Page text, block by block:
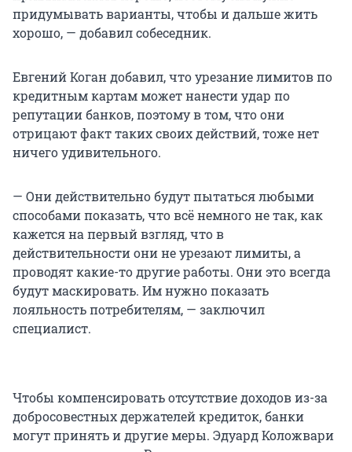
придумывать варианты, чтобы и дальше жить
хорошо, — добавил собеседник.
Евгений Коган добавил, что урезание лимитов по
кредитным картам может нанести удар по
репутации банков, поэтому в том, что они
отрицают факт таких своих действий, тоже нет
ничего удивительного.
— Они действительно будут пытаться любыми
способами показать, что всё немного не так, как
кажется на первый взгляд, что в
действительности они не урезают лимиты, а
проводят какие-то другие работы. Они это всегда
будут маскировать. Им нужно показать
лояльность потребителям, — заключил
специалист.
Чтобы компенсировать отсутствие доходов из-за
добросовестных держателей кредиток, банки
могут принять и другие меры. Эдуард Коложвари